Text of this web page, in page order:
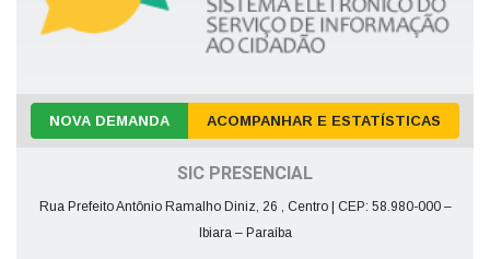
NOVA DEMANDA ACOMPANHAR E ESTATÍSTICAS
SIC PRESENCIAL
Rua Prefeito Antônio Ramalho Diniz, 26 , Centro | CEP: 58.980-000 –
Ibiara – Paraíba